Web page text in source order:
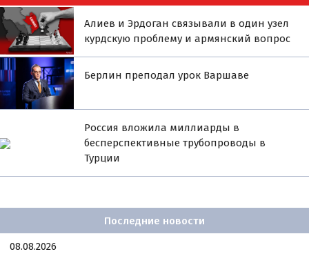
Алиев и Эрдоган связывали в один узел
курдскую проблему и армянский вопрос
Берлин преподал урок Варшаве
Россия вложила миллиарды в
бесперспективные трубопроводы в
Турции
Последние новости
08.08.2026